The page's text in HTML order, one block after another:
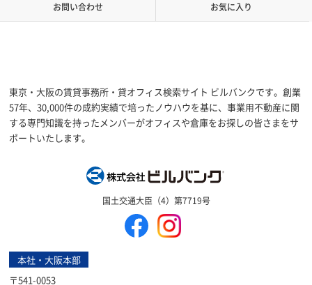
お問い合わせ お気に入り
東京・大阪の賃貸事務所・貸オフィス検索サイト ビルバンクです。創業
57年、30,000件の成約実績で培ったノウハウを基に、事業用不動産に関
する専門知識を持ったメンバーがオフィスや倉庫をお探しの皆さまをサ
ポートいたします。
国土交通大臣（4）第7719号
本社・大阪本部
〒541-0053